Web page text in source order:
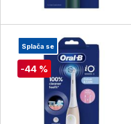
Splača se
-44 %